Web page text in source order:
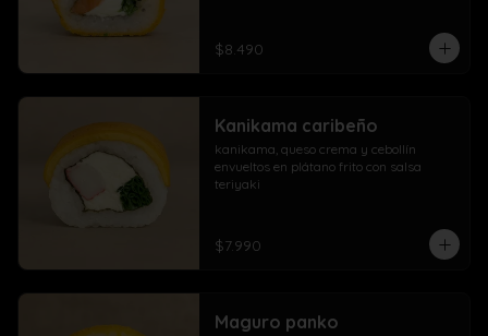
$8.490
Kanikama caribeño
kanikama, queso crema y cebollín
envueltos en plátano frito con salsa
teriyaki
$7.990
Maguro panko